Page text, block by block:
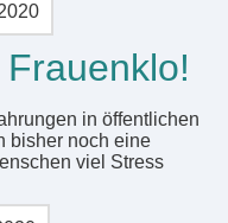
in öffentlichen
bisher noch eine
viel Stress